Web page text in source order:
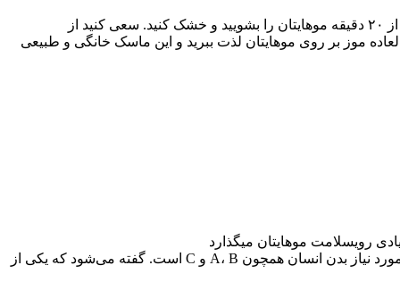
برای تهیه ماسک مو موز کافی است یک موز را له کنید و آن را بر روی موهایتان بمالید و به مدت ۲۰ دقیقه آن را به همان شکل رها کنید. پس از ۲۰ دقیقه موهایتان را بشویید و خشک کنید. سعی کنید از
به مدت ۵ روز این کار را ادامه دهید و بعد از این بازه زمانی ۵ روزه از اثرات خارق‌العاده موز بر روی موهایتان لذت ببرید و این ماسک خانگی و طبیعی
رویسلامت موهایتان میگذارد
موز علاوه بر طعم بسیار لذیذ و خواص فراوانی که دارد از جمله میوه‌های پرطرفدار میان افراد است و سرشار از مواد مغذی و ویتامین‌های مورد نیاز بدن انسان همچون A، B و C است. گفته می‌شود که یکی از